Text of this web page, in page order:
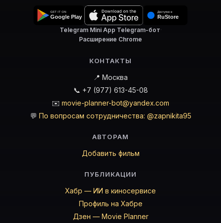
Telegram Mini App·Telegram-бот·
Расширение Chrome
КОНТАКТЫ
📍 Москва
📞 +7 (977) 613-45-08
✉️ movie-planner-bot@yandex.com
💬 По вопросам сотрудничества: @zapnikita95
АВТОРАМ
Добавить фильм
ПУБЛИКАЦИИ
Хабр — ИИ в киносервисе
Профиль на Хабре
Дзен — Movie Planner